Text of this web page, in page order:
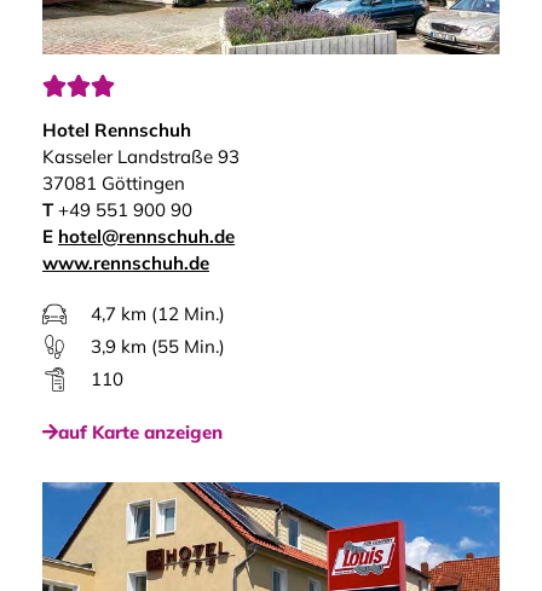

Hotel Rennschuh
Kasseler Landstraße 93
37081 Göttingen
T+49 551 900 90
E hotel@rennschuh.de
www.rennschuh.de
4,7 km (12 Min.)
3,9 km (55 Min.)
110
auf Karte anzeigen